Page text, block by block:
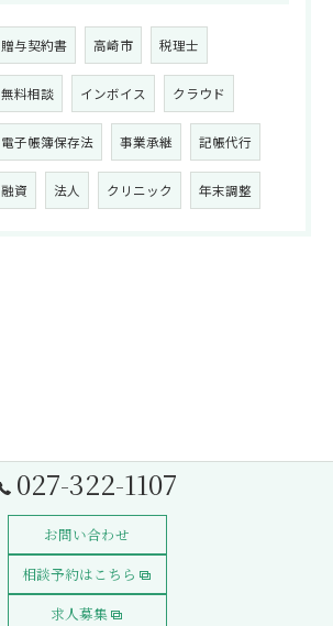
贈与契約書 高崎市 税理士
無料相談 インボイス クラウド
電子帳簿保存法 事業承継 記帳代行
融資 法人 クリニック 年末調整
027-322-1107
お問い合わせ
相談予約はこちら
求人募集